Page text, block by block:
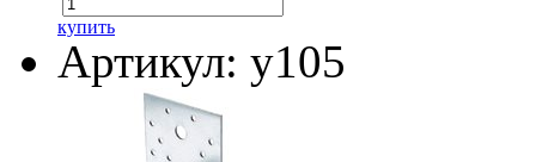
купить
Артикул: у105